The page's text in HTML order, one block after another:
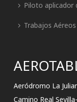
Piloto aplicador
Trabajos
Aeródromo La
Camino Real